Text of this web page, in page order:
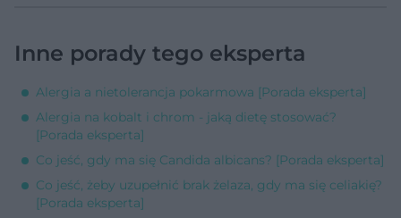
Inne porady tego eksperta
Alergia a nietolerancja pokarmowa [Porada eksperta]
Alergia na kobalt i chrom - jaką dietę stosować?
[Porada eksperta]
Co jeść, gdy ma się Candida albicans? [Porada eksperta]
Co jeść, żeby uzupełnić brak żelaza, gdy ma się celiakię?
[Porada eksperta]